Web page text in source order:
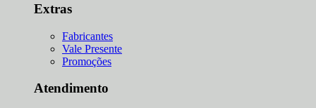
Extras
Fabricantes
Vale Presente
Promoções
Atendimento